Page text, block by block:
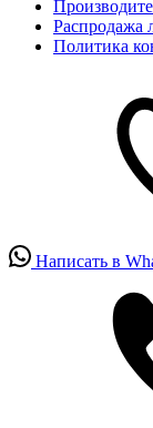
Распродажа
Политика
Написать в